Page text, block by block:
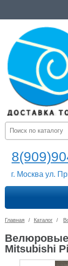
г. Москва ул.
Главная / Каталог /
Велюровые
Mitsubishi